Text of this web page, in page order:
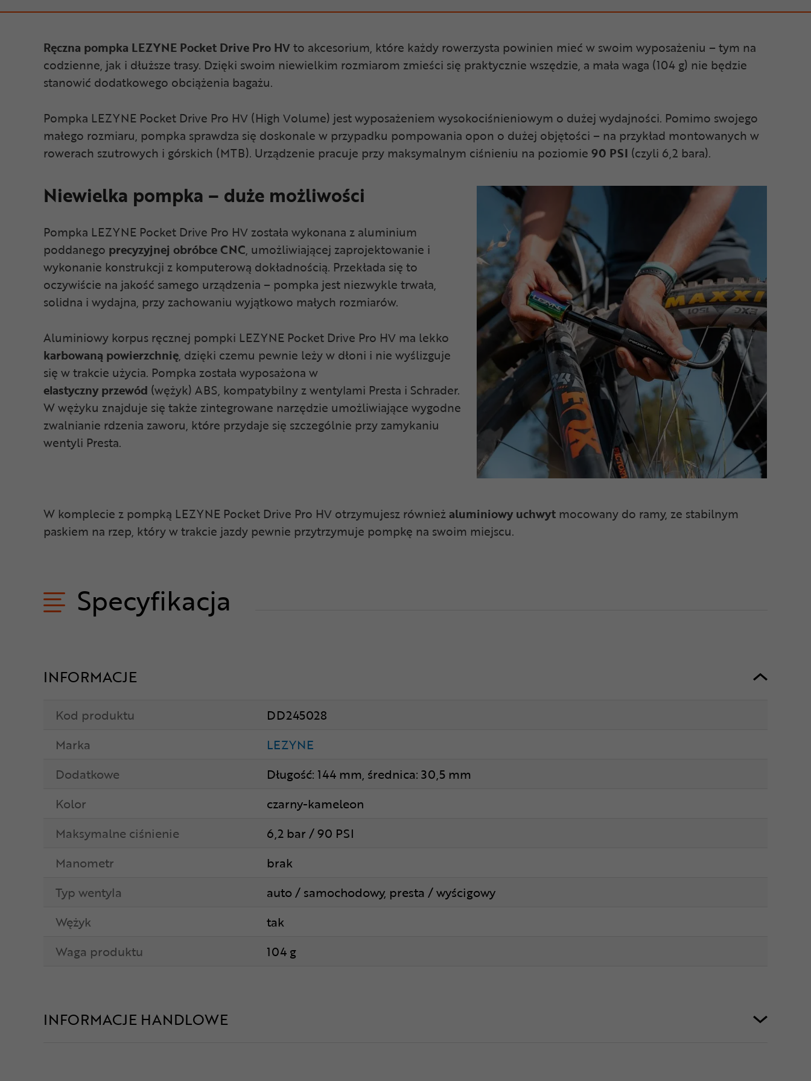
Ręczna pompka LEZYNE Pocket Drive Pro HVto akcesorium, które każdy rowerzysta powinien mieć w swoim wyposażeniu – tym na
codzienne, jak i dłuższe trasy. Dzięki swoim niewielkim rozmiarom zmieści się praktycznie wszędzie, a mała waga (104 g) nie będzie
stanowić dodatkowego obciążenia bagażu.
Pompka LEZYNE Pocket Drive Pro HV (High Volume) jest wyposażeniem wysokociśnieniowym o dużej wydajności. Pomimo swojego
małego rozmiaru, pompka sprawdza się doskonale w przypadku pompowania opon o dużej objętości – na przykład montowanych w
rowerach szutrowych i górskich (MTB). Urządzenie pracuje przy maksymalnym ciśnieniu na poziomie 90 PSI (czyli 6,2 bara).
Niewielka pompka – duże możliwości
Pompka LEZYNE Pocket Drive Pro HV została wykonana z aluminium
poddanego precyzyjnej obróbceCNC, umożliwiającej zaprojektowanie i
wykonanie konstrukcji z komputerową dokładnością. Przekłada się to
oczywiście na jakość samego urządzenia – pompka jest niezwykle trwała,
solidna i wydajna, przy zachowaniu wyjątkowo małych rozmiarów.
Aluminiowy korpus ręcznej pompki LEZYNE Pocket Drive Pro HV ma lekko
karbowaną powierzchnię, dzięki czemu pewnie leży w dłoni i nie wyślizguje
się w trakcie użycia. Pompka została wyposażona w
elastycznyprzewód (wężyk) ABS, kompatybilny z wentylami Presta i Schrader.
W wężyku znajduje się także zintegrowane narzędzie umożliwiające wygodne
zwalnianie rdzenia zaworu, które przydaje się szczególnie przy zamykaniu
wentyli Presta.
W komplecie z pompką LEZYNE Pocket Drive Pro HV otrzymujesz równieżaluminiowyuchwyt mocowany do ramy, ze stabilnym
paskiem na rzep, który w trakcie jazdy pewnie przytrzymuje pompkę na swoim miejscu.
Specyfikacja
INFORMACJE
Kod produktu
DD245028
Marka
LEZYNE
Dodatkowe
Długość: 144 mm, średnica: 30,5 mm
Kolor
czarny-kameleon
Maksymalne ciśnienie
6,2 bar / 90 PSI
Manometr
brak
Typ wentyla
auto / samochodowy, presta / wyścigowy
Wężyk
tak
Waga produktu
104 g
INFORMACJE HANDLOWE